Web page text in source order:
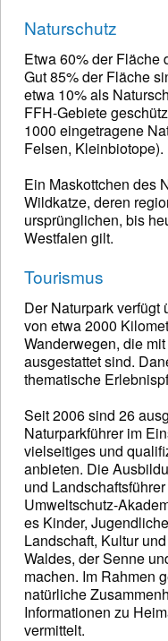
Naturschutz
Etwa 60% der Fläche
Gut 85% der Fläche
etwa 10% als
FFH-Gebiete
1000 eingetragene
Felsen, Kleinbiotope).
Ein Maskottchen des
Wildkatze, deren
ursprünglichen, bis
Westfalen gilt.
Tourismus
Der Naturpark verfügt
von etwa 2000
Wanderwegen, die
ausgestattet sind.
thematische
Seit 2006 sind 26
Naturparkführer im
vielseitiges und
anbieten. Die
und
Umweltschutz-
es Kinder,
Landschaft, Kultur
Waldes, der Senne
machen. Im Rahmen
natürliche
Informationen zu
vermittelt.